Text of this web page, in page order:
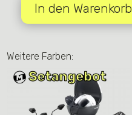
NIU
Mattschwarz
In den Warenkorb